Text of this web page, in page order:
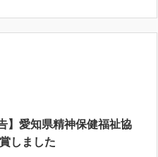
】愛知県精神保健福祉協
しました